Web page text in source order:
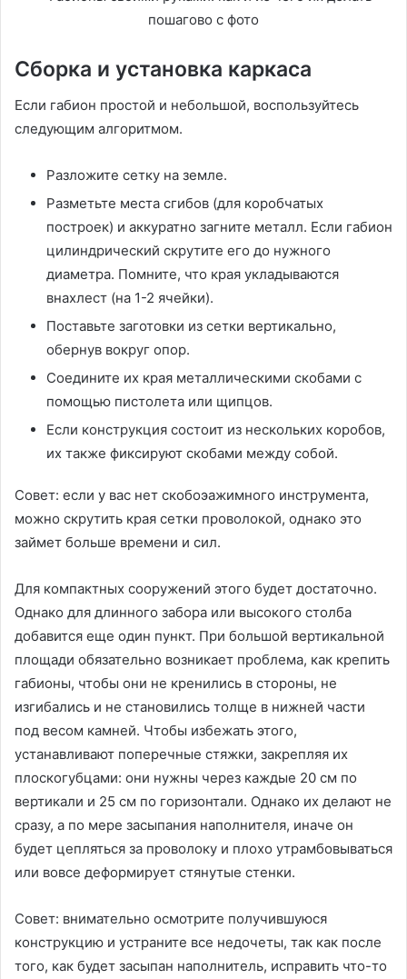
Сборка и установка каркаса
Если габион простой и небольшой, воспользуйтесь
следующим алгоритмом.
Разложите сетку на земле.
Разметьте места сгибов (для коробчатых
построек) и аккуратно загните металл. Если габион
цилиндрический скрутите его до нужного
диаметра. Помните, что края укладываются
внахлест (на 1-2 ячейки).
Поставьте заготовки из сетки вертикально,
обернув вокруг опор.
Соедините их края металлическими скобами с
помощью пистолета или щипцов.
Если конструкция состоит из нескольких коробов,
их также фиксируют скобами между собой.
Совет: если у вас нет скобоэажимного инструмента,
можно скрутить края сетки проволокой, однако это
займет больше времени и сил.
Для компактных сооружений этого будет достаточно.
Однако для длинного забора или высокого столба
добавится еще один пункт. При большой вертикальной
площади обязательно возникает проблема, как крепить
габионы, чтобы они не кренились в стороны, не
изгибались и не становились толще в нижней части
под весом камней. Чтобы избежать этого,
устанавливают поперечные стяжки, закрепляя их
плоскогубцами: они нужны через каждые 20 см по
вертикали и 25 см по горизонтали. Однако их делают не
сразу, а по мере засыпания наполнителя, иначе он
будет цепляться за проволоку и плохо утрамбовываться
или вовсе деформирует стянутые стенки.
Совет: внимательно осмотрите получившуюся
конструкцию и устраните все недочеты, так как после
того, как будет засыпан наполнитель, исправить что-то